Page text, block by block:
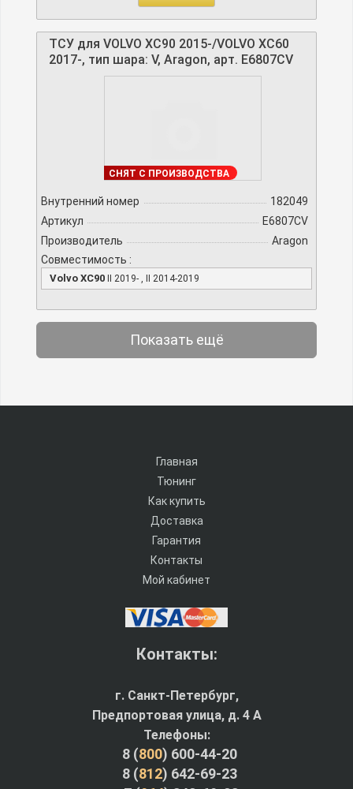
ТСУ для VOLVO XC90 2015-/VOLVO XC60
2017-, тип шара: V, Aragon, арт. E6807CV
В НАЛИЧИИ
СНЯТ С ПРОИЗВОДСТВА
Внутренний номер
182049
Артикул
E6807CV
Производитель
Aragon
Совместимость :
Volvo XC90 II 2019- , II 2014-2019
Показать ещё
Главная
Тюнинг
Как купить
Доставка
Гарантия
Контакты
Мой кабинет
Контакты:
г. Санкт-Петербург,
Предпортовая улица, д. 4 A
Телефоны:
8 (800) 600-44-20
8 (812) 642-69-23